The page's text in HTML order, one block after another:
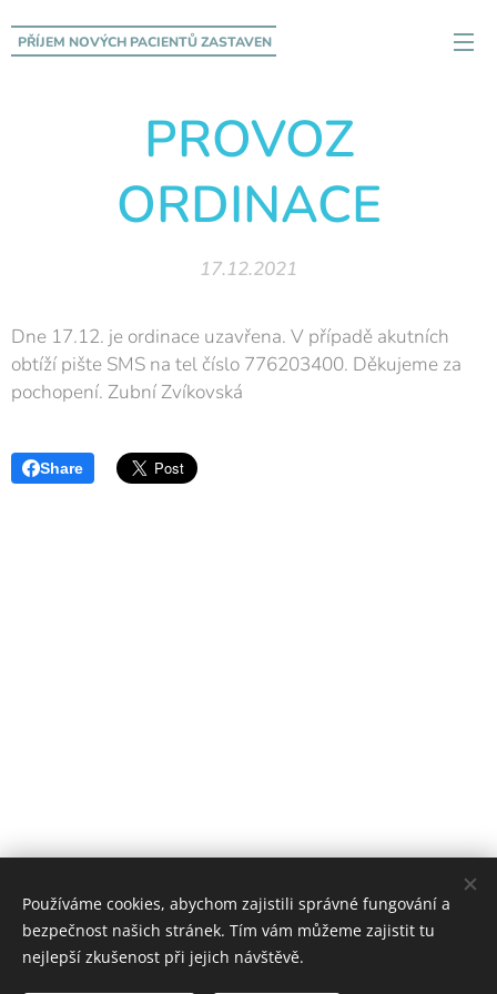
PŘÍJEM NOVÝCH PACIENTŮZASTAVEN
PROVOZ
ORDINACE
17.12.2021
Dne 17.12. je ordinace uzavřena. V případě akutních
obtíží pište SMS na tel číslo 776203400. Děkujeme za
pochopení. Zubní Zvíkovská
Share
Používáme cookies, abychom zajistili správné fungování a
bezpečnost našich stránek. Tím vám můžeme zajistit tu
nejlepší zkušenost při jejich návštěvě.